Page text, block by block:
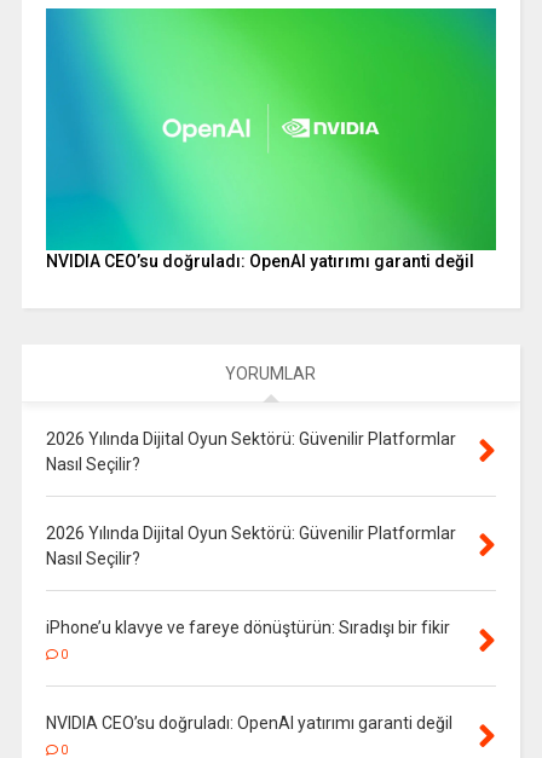
NVIDIA CEO’su doğruladı: OpenAI yatırımı garanti değil
YORUMLAR
2026 Yılında Dijital Oyun Sektörü: Güvenilir Platformlar
Nasıl Seçilir?
2026 Yılında Dijital Oyun Sektörü: Güvenilir Platformlar
Nasıl Seçilir?
iPhone’u klavye ve fareye dönüştürün: Sıradışı bir fikir
0
NVIDIA CEO’su doğruladı: OpenAI yatırımı garanti değil
0